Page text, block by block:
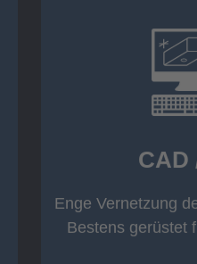
CAD
Enge Vernetzung
Bestens gerüstet
CAD / CAM
Einsatz
Inventor und
mehr erfahren